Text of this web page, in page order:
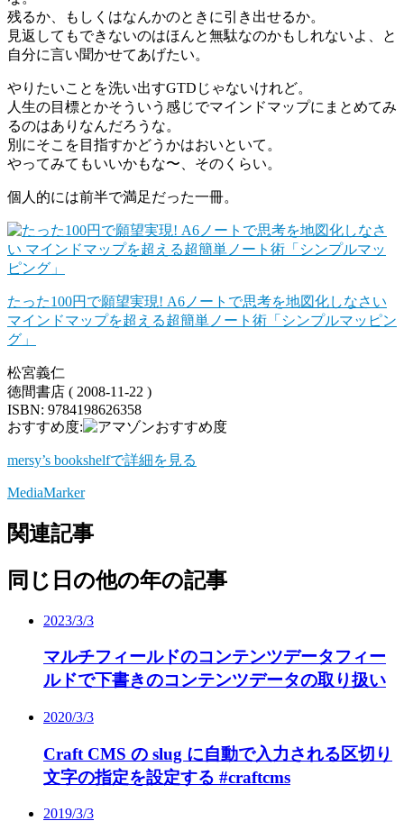
残るか、もしくはなんかのときに引き出せるか。
見返してもできないのはほんと無駄なのかもしれないよ、と
自分に言い聞かせてあげたい。
やりたいことを洗い出すGTDじゃないけれど。
人生の目標とかそういう感じでマインドマップにまとめてみ
るのはありなんだろうな。
別にそこを目指すかどうかはおいといて。
やってみてもいいかもな〜、そのくらい。
個人的には前半で満足だった一冊。
たった100円で願望実現! A6ノートで思考を地図化しなさい
マインドマップを超える超簡単ノート術「シンプルマッピン
グ」
松宮義仁
徳間書店 ( 2008-11-22 )
ISBN: 9784198626358
おすすめ度:
mersy’s bookshelfで詳細を見る
MediaMarker
関連記事
同じ日の他の年の記事
2023/3/3
マルチフィールドのコンテンツデータフィー
ルドで下書きのコンテンツデータの取り扱い
2020/3/3
Craft CMS の slug に自動で入力される区切り
文字の指定を設定する #craftcms
2019/3/3